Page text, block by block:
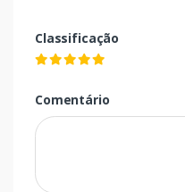
Classificação
Comentário